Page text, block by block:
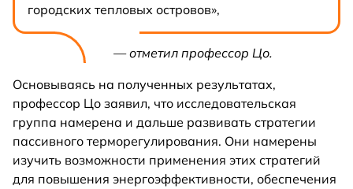
городских тепловых островов»,
— отметил профессор Цо.
Основываясь на полученных результатах,
профессор Цо заявил, что исследовательская
группа намерена и дальше развивать стратегии
пассивного терморегулирования. Они намерены
изучить возможности применения этих стратегий
для повышения энергоэффективности, обеспечения